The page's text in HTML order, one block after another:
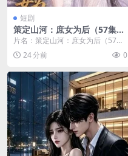
短剧
策定山河：庶女为后（57集）
AI短剧 (2026)
片名：策定山河：庶女为后（57
集）AI短剧 (2026) 分类：短剧 年
份：20...
24 分前 0